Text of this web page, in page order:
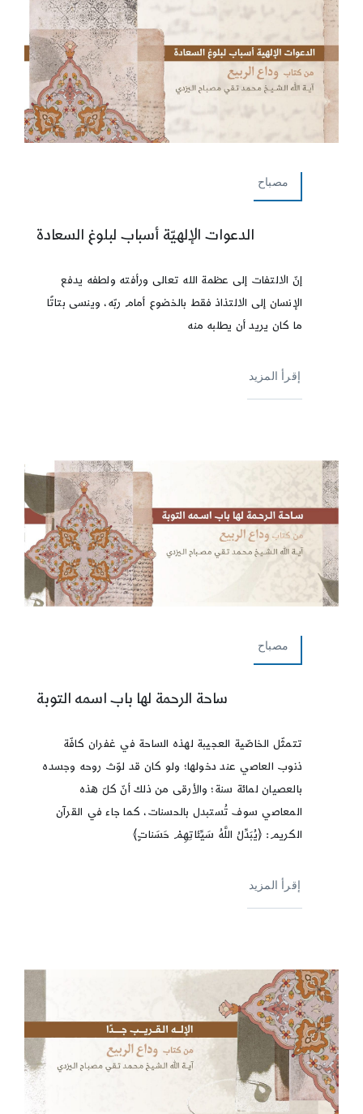
مصباح
الدعوات الإلهيّة أسباب لبلوغ السعادة
إنّ الالتفات إلى عظمة الله تعالى ورأفته ولطفه يدفع
الإنسان إلى الالتذاذ فقط بالخضوع أمام ربّه، وينسى بتاتًا
ما كان يريد أن يطلبه منه
إقرأ المزيد
مصباح
ساحة الرحمة لها باب اسمه التوبة
تتمثّل الخاصّية العجيبة لهذه الساحة في غفران كافّة
ذنوب العاصي عند دخولها؛ ولو كان قد لوّث روحه وجسده
بالعصيان لمائة سنة؛ والأرقى من ذلك أنّ كلّ هذه
المعاصي سوف تُستبدل بالحسنات، كما جاء في القرآن
الكريم: ﴿يُبَدِّلُ‏ اللَّهُ سَيِّئاتِهِمْ حَسَناتٍ﴾
إقرأ المزيد